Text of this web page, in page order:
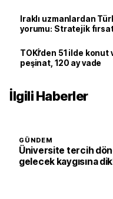
Iraklı uzmanlardan
yorumu: Stratejik
TOKİ’den 51 ilde konut
peşinat, 120 ay vade
İlgili Haberler
GÜNDEM
Üniversite tercih
gelecek kaygısına